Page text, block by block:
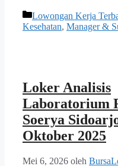
Kategori
Lowongan Kerja
Kesehatan, Manager &
Loker Analisis
Laboratorium
Soerya
Oktober 2025
Mei 6, 2026 oleh